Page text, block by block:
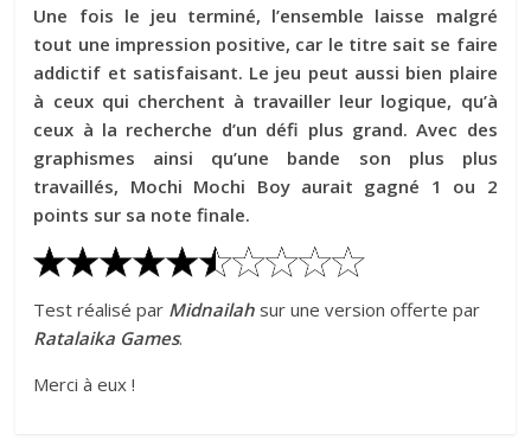
Une fois le jeu terminé, l’ensemble laisse malgré
tout une impression positive, car le titre sait se faire
addictif et satisfaisant. Le jeu peut aussi bien plaire
à ceux qui cherchent à travailler leur logique, qu’à
ceux à la recherche d’un défi plus grand. Avec des
graphismes ainsi qu’une bande son plus plus
travaillés, Mochi Mochi Boy aurait gagné 1 ou 2
points sur sa note finale.
Test réalisé par Midnailah sur une version offerte par
Ratalaika Games.
Merci à eux !